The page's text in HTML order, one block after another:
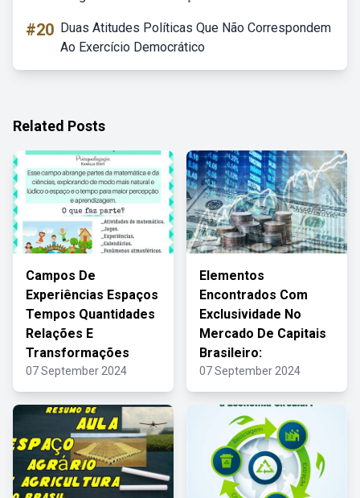
#20 Duas Atitudes Políticas Que Não Correspondem
Ao Exercício Democrático
Related Posts
Campos De
Experiências Espaços
Tempos Quantidades
Relações E
Transformações
07 September 2024
Elementos
Encontrados Com
Exclusividade No
Mercado De Capitais
Brasileiro:
07 September 2024